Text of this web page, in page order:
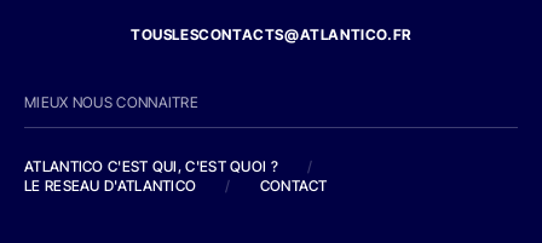
TOUSLESCONTACTS@ATLANTICO.FR
MIEUX NOUS CONNAITRE
ATLANTICO C'EST QUI, C'EST QUOI ?
/
LE RESEAU D'ATLANTICO
/ CONTACT